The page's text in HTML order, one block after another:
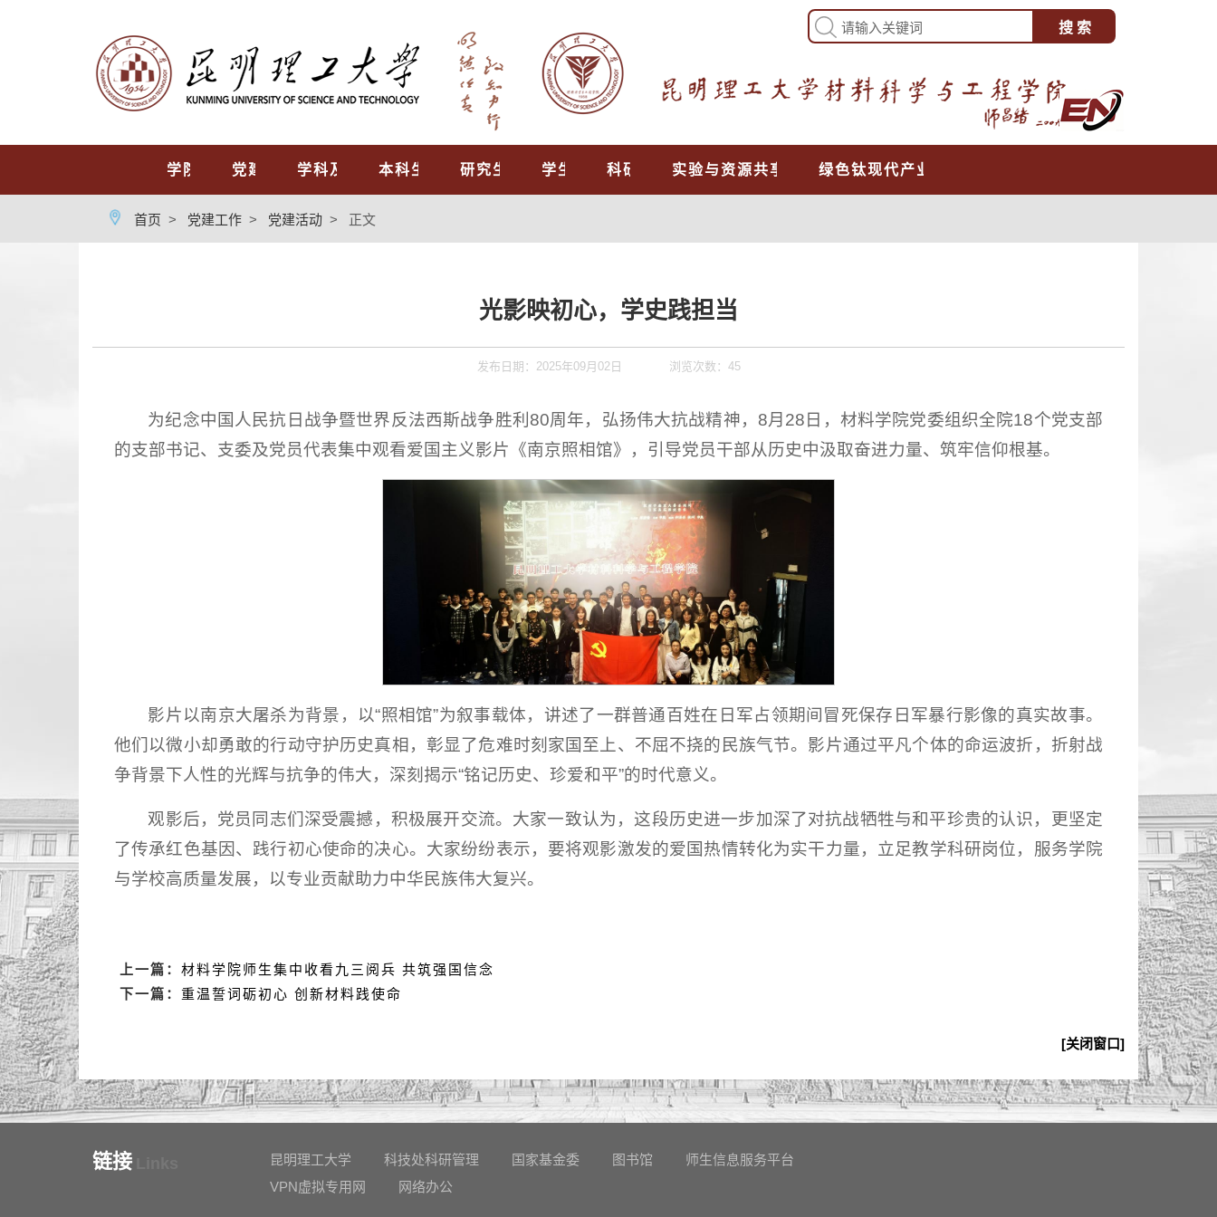
学院概况 党建工作 学科及专业 本科生教育 研究生培养 学生工作 科研工作 实验与资源共享中心 绿色钛现代产业学院
首页 > 党建工作 > 党建活动 > 正文
光影映初心，学史践担当
发布日期：2025年09月02日 浏览次数： 45
为纪念中国人民抗日战争暨世界反法西斯战争胜利80周年，弘扬伟大抗战精神，8月28日，材料学院党委组织全院18个党支部
的支部书记、支委及党员代表集中观看爱国主义影片《南京照相馆》，引导党员干部从历史中汲取奋进力量、筑牢信仰根基。
影片以南京大屠杀为背景，以“照相馆”为叙事载体，讲述了一群普通百姓在日军占领期间冒死保存日军暴行影像的真实故事。
他们以微小却勇敢的行动守护历史真相，彰显了危难时刻家国至上、不屈不挠的民族气节。影片通过平凡个体的命运波折，折射战
争背景下人性的光辉与抗争的伟大，深刻揭示“铭记历史、珍爱和平”的时代意义。
观影后，党员同志们深受震撼，积极展开交流。大家一致认为，这段历史进一步加深了对抗战牺牲与和平珍贵的认识，更坚定
了传承红色基因、践行初心使命的决心。大家纷纷表示，要将观影激发的爱国热情转化为实干力量，立足教学科研岗位，服务学院
与学校高质量发展，以专业贡献助力中华民族伟大复兴。
上一篇： 材料学院师生集中收看九三阅兵 共筑强国信念
下一篇： 重温誓词砺初心 创新材料践使命
[关闭窗口]
链接 昆明理工大学 科技处科研管理 国家基金委 图书馆
师生信息服务平台
VPN虚拟专用网
网络办公